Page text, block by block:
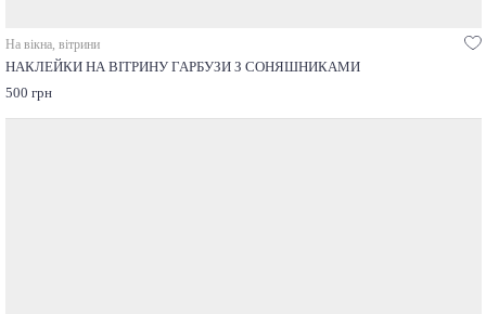
На вікна, вітрини
НАКЛЕЙКИ НА ВІТРИНУ ГАРБУЗИ З СОНЯШНИКАМИ
500 грн